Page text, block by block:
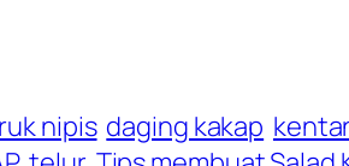
nipis daging kakap